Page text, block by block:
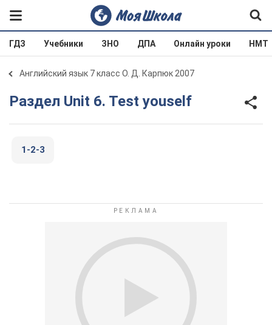
ГДЗ Учебники ЗНО ДПА Онлайн уроки НМТ
Английский язык 7 класс О. Д. Карпюк 2007
Раздел Unit 6. Test youself
1-2-3